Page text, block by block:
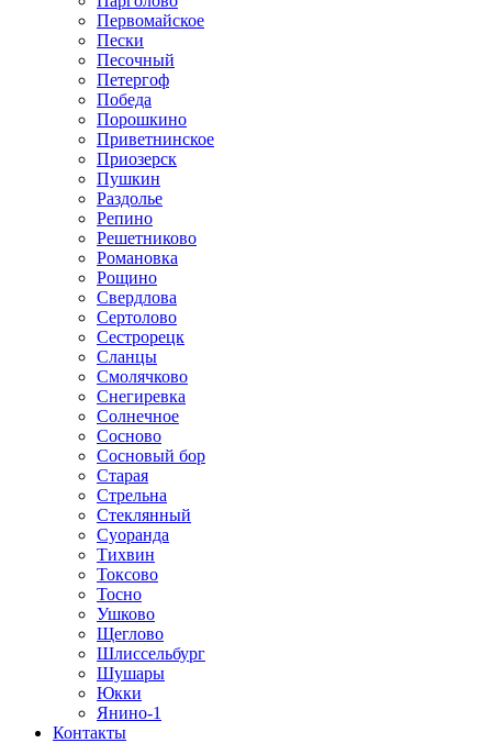
Первомайское
Пески
Песочный
Петергоф
Победа
Порошкино
Приветнинское
Приозерск
Пушкин
Раздолье
Репино
Решетниково
Романовка
Рощино
Свердлова
Сертолово
Сестрорецк
Сланцы
Смолячково
Снегиревка
Солнечное
Сосново
Сосновый бор
Старая
Стрельна
Стеклянный
Суоранда
Тихвин
Токсово
Тосно
Ушково
Щеглово
Шлиссельбург
Шушары
Юкки
Янино-1
Контакты